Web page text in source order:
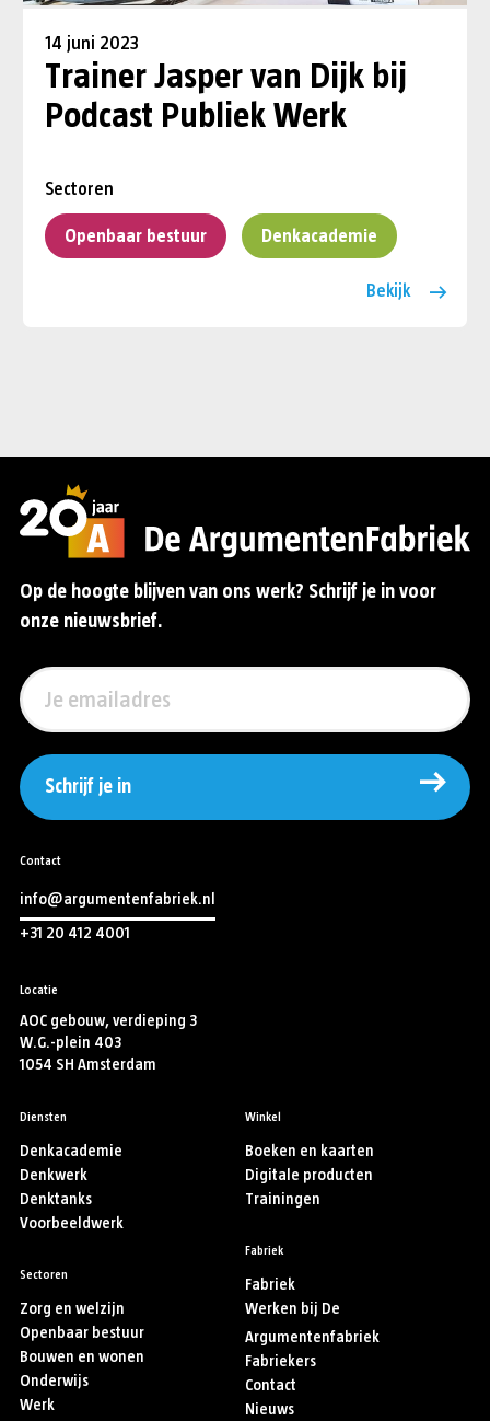
14 juni 2023
Trainer Jasper van Dijk bij
Podcast Publiek Werk
Sectoren
Openbaar bestuur Denkacademie
Bekijk
Op de hoogte blijven van ons werk? Schrijf je in voor
onze nieuwsbrief.
Schrijf je in
Contact
info@argumentenfabriek.nl
+31 20 412 4001
Locatie
AOC gebouw, verdieping 3
W.G.-plein 403
1054 SH Amsterdam
Diensten
Denkacademie
Denkwerk
Denktanks
Voorbeeldwerk
Sectoren
Zorg en welzijn
Openbaar bestuur
Bouwen en wonen
Onderwijs
Werk
Winkel
Boeken en kaarten
Digitale producten
Trainingen
Fabriek
Fabriek
Werken bij De
Argumentenfabriek
Fabriekers
Contact
Nieuws